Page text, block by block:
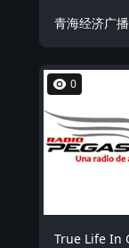
青海经济广播
0